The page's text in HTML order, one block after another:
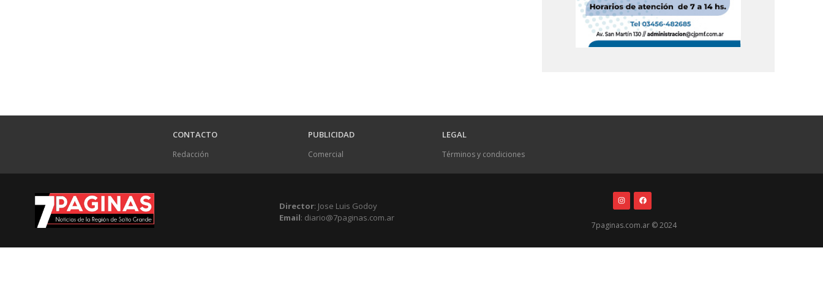
CONTACTO
Redacción
PUBLICIDAD
Comercial
LEGAL
Términos y condiciones
Director: Jose Luis Godoy
Email: diario@7paginas.com.ar
7paginas.com.ar © 2024